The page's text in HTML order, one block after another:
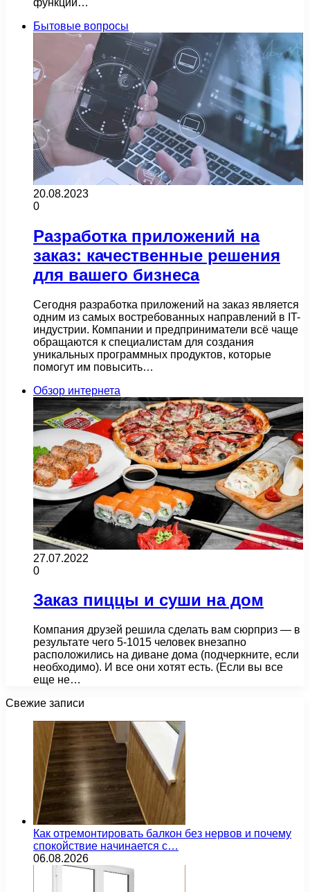
Бытовые вопросы
20.08.2023
0
Разработка приложений на
заказ: качественные решения
для вашего бизнеса
Сегодня разработка приложений на заказ является
одним из самых востребованных направлений в IT-
индустрии. Компании и предприниматели всё чаще
обращаются к специалистам для создания
уникальных программных продуктов, которые
помогут им повысить…
Обзор интернета
27.07.2022
0
Заказ пиццы и суши на дом
Компания друзей решила сделать вам сюрприз — в
результате чего 5-1015 человек внезапно
расположились на диване дома (подчеркните, если
необходимо). И все они хотят есть. (Если вы все
еще не…
Свежие записи
Как отремонтировать балкон без нервов и почему
спокойствие начинается с…
06.08.2026